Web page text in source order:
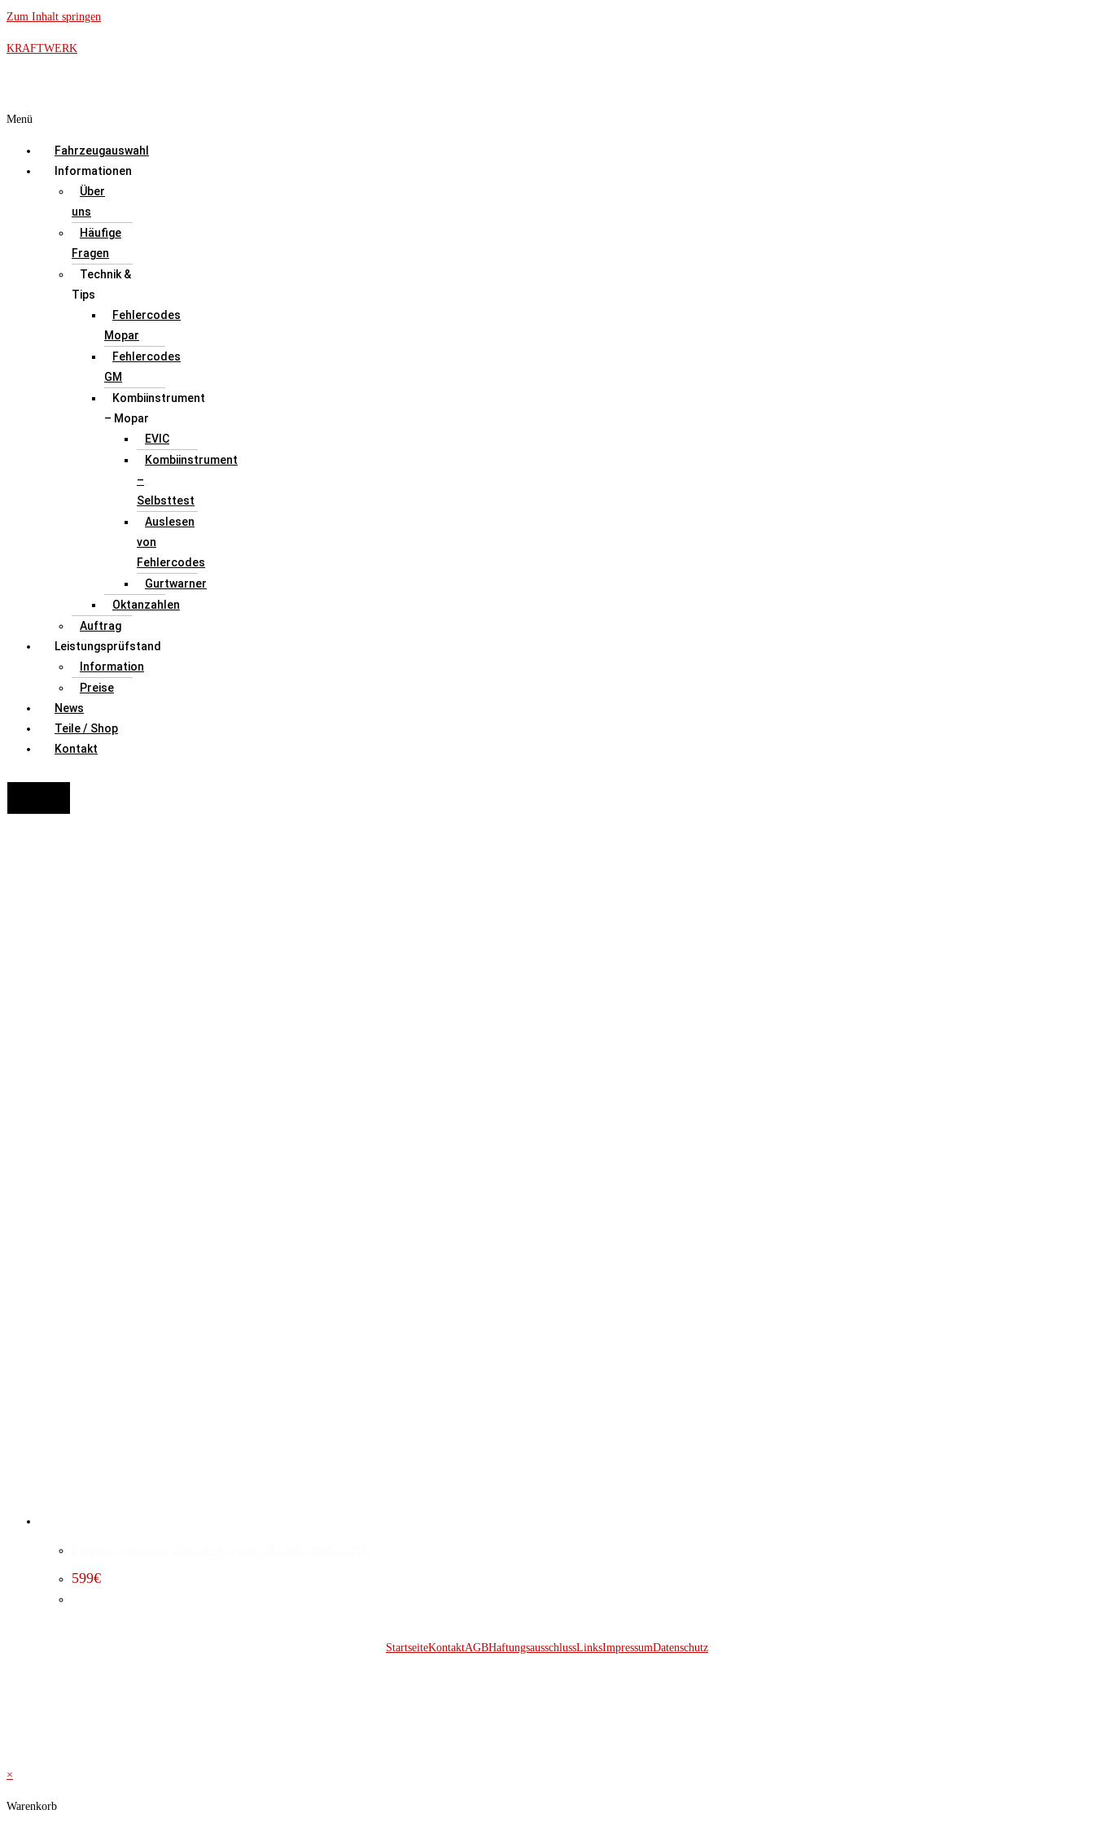
Zum Inhalt springen
KRAFTWERK
Menü
Fahrzeugauswahl
Informationen
Über
uns
Häufige
Fragen
Technik &
Tips
Fehlercodes
Mopar
Fehlercodes
GM
Kombiinstrument
– Mopar
EVIC
Kombiinstrument
–
Selbsttest
Auslesen
von
Fehlercodes
Gurtwarner
Oktanzahlen
Auftrag
Leistungsprüfstand
Information
Preise
News
Teile / Shop
Kontakt
599€
StartseiteKontaktAGBHaftungsausschlussLinksImpressumDatenschutz
×
Warenkorb